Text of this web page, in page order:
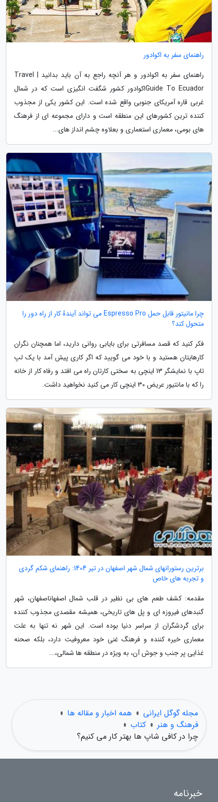
راهنمای سفر به اکوادور
راهنمای سفر به اکوادور و هر آنچه راجع به آن باید بدانید | Travel
Guide To Ecuadorاکوادور کشور شگفت انگیزی است که در شمال
غربی قاره آمریکای جنوبی واقع شده است. این کشور یکی از مجذوب
کننده ترین کشورهای این منطقه است و دارای مجموعه ای از فرهنگ
های بومی، معماری استعماری و بعلاوه چشم انداز های...
چرا مانیتور قابل حمل Espresso Pro می تواند آیندهٔ کار از راه دور را
متحول کند؟
فکر کنید که قصد مسافرتی برای بایابی روانی دارید، اما همچنان نگران
کارهایتان هستید و با خود می گویید که اگر کاری پیش آمد با یک لپ
تاپ با نمایشگر 13 اینچی به سختی کارتان راه می افتد و رفاه کار از خانه
را که با مانتیور عریض 30 اینچی کار می کنید نخواهید داشت.
برترین رستورانهای شمال شهر اصفهان در تیر 1404: راهنمای شکم گردی
و تجربه های خاص
مقدمه: کشف طعم های بی نظیر در قلب شمال اصفهاناصفهان، شهر
گنبدهای فیروزه ای و پل های تاریخی، همیشه مقصدی مجذوب کننده
برای گردشگران از سراسر دنیا بوده است. این شهر نه تنها به علت
معماری خیره کننده و فرهنگ غنی خود معروفیت دارد، بلکه صحنه
غذایی پر جنب و جوش آن، به ویژه در منطقه ها شمالی،...
مجله گوگل ایرانی » همه اخبار و مقاله ها »
فرهنگ و هنر » کتاب »
چرا در کافی شاپ ها بهتر کار می کنیم؟
خبرنامه